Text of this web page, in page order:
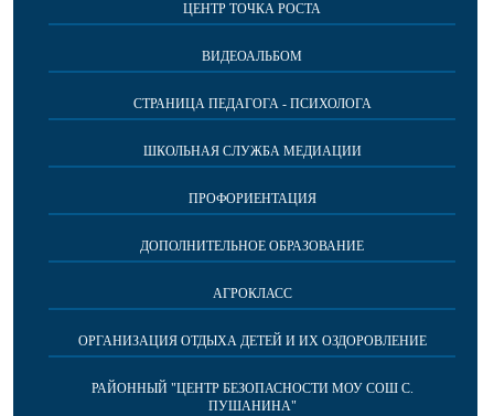
ЦЕНТР ТОЧКА РОСТА
ВИДЕОАЛЬБОМ
СТРАНИЦА ПЕДАГОГА - ПСИХОЛОГА
ШКОЛЬНАЯ СЛУЖБА МЕДИАЦИИ
ПРОФОРИЕНТАЦИЯ
ДОПОЛНИТЕЛЬНОЕ ОБРАЗОВАНИЕ
АГРОКЛАСС
ОРГАНИЗАЦИЯ ОТДЫХА ДЕТЕЙ И ИХ ОЗДОРОВЛЕНИЕ
РАЙОННЫЙ "ЦЕНТР БЕЗОПАСНОСТИ МОУ СОШ С.
ПУШАНИНА"